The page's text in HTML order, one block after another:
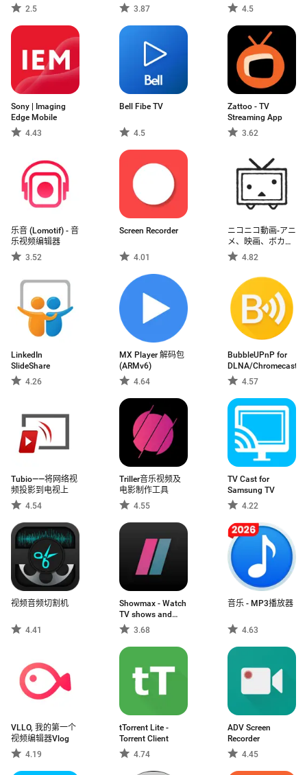
2.5
3.87
4.5
Sony | Imaging
Edge Mobile
4.43
Bell Fibe TV
4.5
Zattoo - TV
Streaming App
3.62
乐音 (Lomotif) - 音
乐视频编辑器
3.52
Screen Recorder
4.01
ニコニコ動画-アニ
メ、映画、ボカロ
が見放題の動画配
信アプリ
4.82
LinkedIn
SlideShare
4.26
MX Player 解码包
(ARMv6)
4.64
BubbleUPnP for
DLNA/Chromecast
4.57
Tubio——将网络视
频投影到电视上
4.54
Triller音乐视频及
电影制作工具
4.55
TV Cast for
Samsung TV
4.22
视频音频切割机
4.41
Showmax - Watch
TV shows and
movies
3.68
音乐 - MP3播放器
4.63
VLLO, 我的第一个
视频编辑器Vlog
4.19
tTorrent Lite -
Torrent Client
4.74
ADV Screen
Recorder
4.45